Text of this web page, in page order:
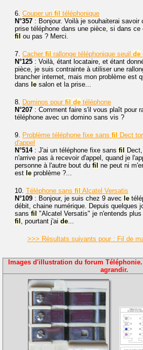
6. Couper un fil téléphonique
N°357 : Bonjour. Voilà je souhaiterai savoir
prise téléphone dans une pièce, si dans
fil ou pas ? Merci.
7. Cacher fil rallonge téléphonique seuil de
N°125 : Voilà, étant locataire, et étant
pièce, je suis contrainte à utiliser une
brancher internet, mais mon problème est
dans le salon et la prise...
8. Dominos pour fil de téléphone
N°207 : Comment faire s'il vous plaît pour
téléphone avec un domino sans vis ?
9. Problème téléphone fixe sans fil
Dect
d'appel
N°514: J'ai un téléphone fixe sans fil
n'arrive pas à recevoir d'appel, quand je
personne à l'autre bout du fil ne peut ni
est le problème ?...
10. Téléphone sans fil Alcatel Versatis
N°109 : Bonjour, je suis chez 9 avec le
débit, chaine numérique. Depuis quelques
sans fil "Alcatel Versatis" je n'entends
fil , pourtant j'ai de...
>>> Résultats suivants pour : Fil de
Images d'illustration du forum
agrandir.